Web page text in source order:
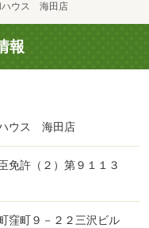
ハウス 海田店
報
ハウス 海田店
免許（２）第９１１３
窪町９－２２三沢ビル